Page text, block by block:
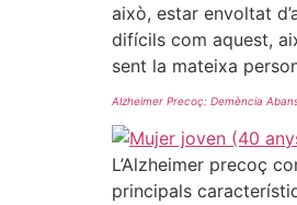
això, estar envoltat
difícils com aquest,
sent la mateixa
Alzheimer Precoç: Demència
L’Alzheimer precoç
principals